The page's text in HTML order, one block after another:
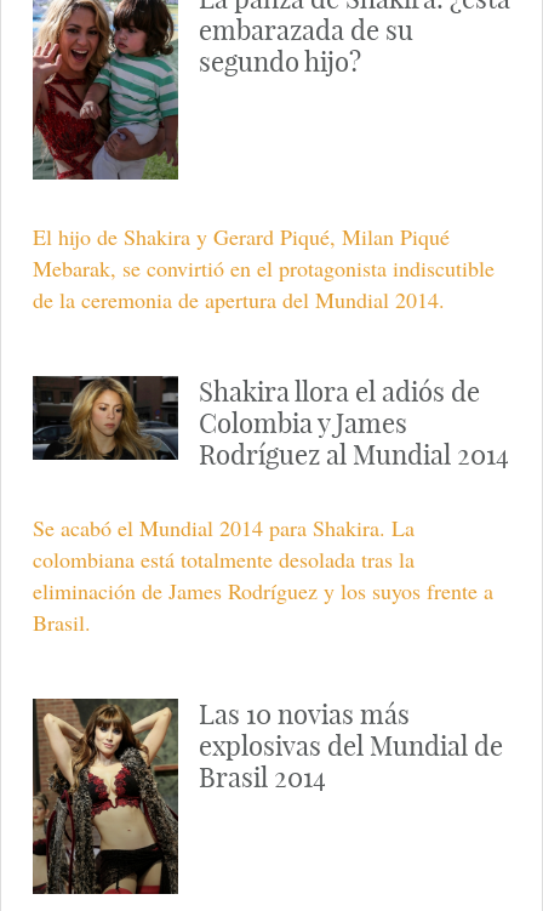
embarazada de su
segundo hijo?
El hijo de Shakira y Gerard Piqué, Milan Piqué
Mebarak, se convirtió en el protagonista indiscutible
de la ceremonia de apertura del Mundial 2014.
Shakira llora el adiós de
Colombia y James
Rodríguez al Mundial 2014
Se acabó el Mundial 2014 para Shakira. La
colombiana está totalmente desolada tras la
eliminación de James Rodríguez y los suyos frente a
Brasil.
Las 10 novias más
explosivas del Mundial de
Brasil 2014